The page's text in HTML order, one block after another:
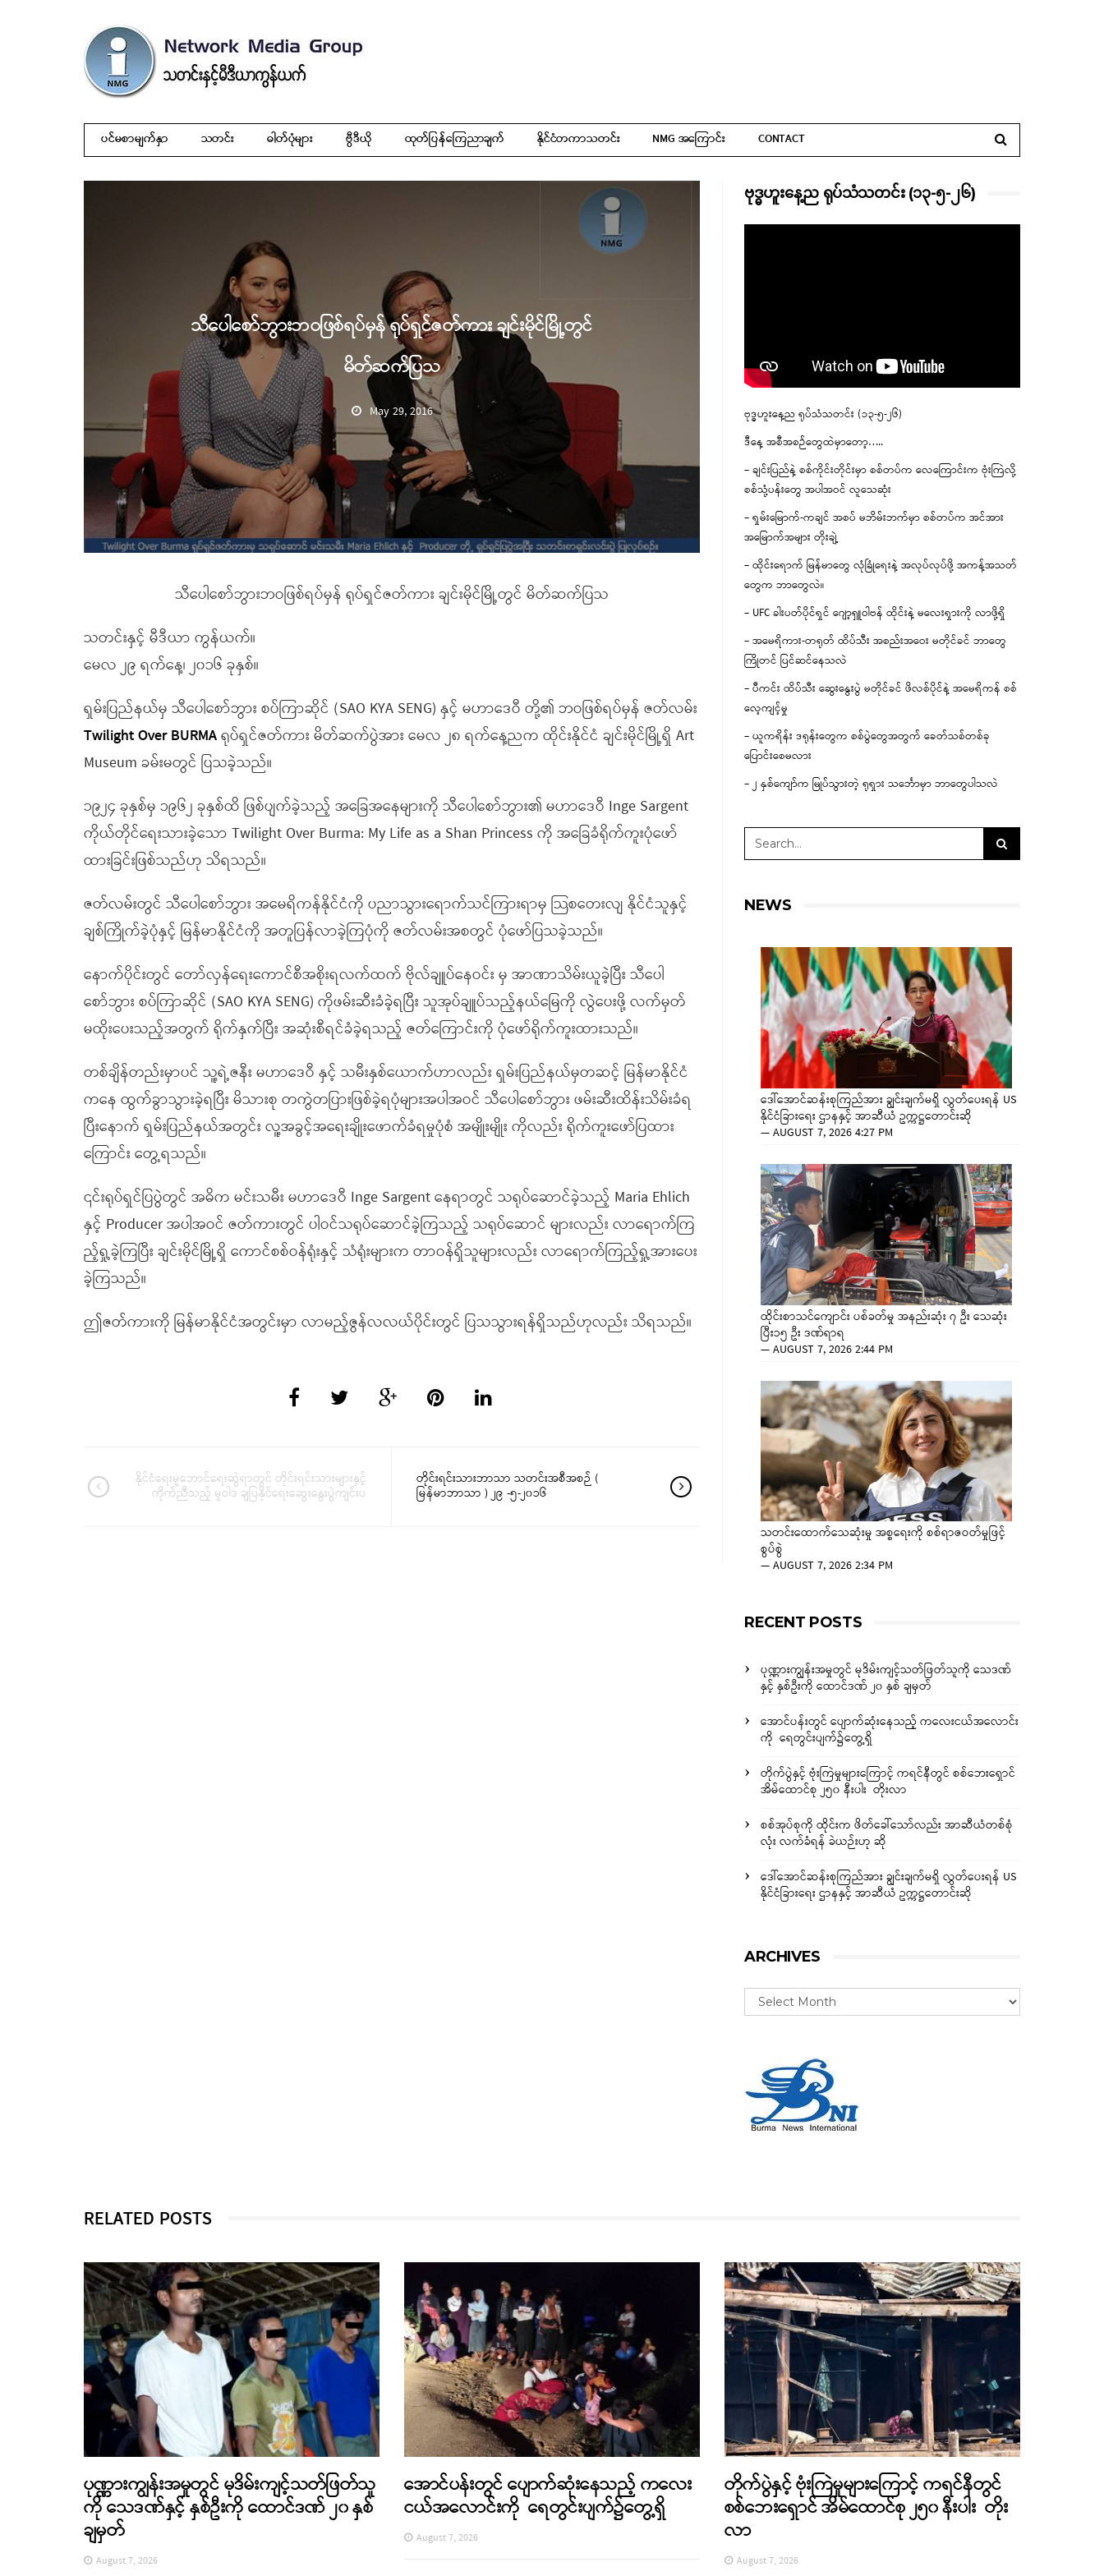
ပင်မစာမျက်နှာ သတင်း ဓါတ်ပုံများ ဗွီဒီယို ထုတ်ပြန်ကြေညာချက် နိုင်ငံတကာသတင်း NMG အကြောင်း CONTACT
သီပေါစော်ဘွားဘဝဖြစ်ရပ်မှန် ရုပ်ရှင်ဇတ်ကား ချင်းမိုင်မြို့တွင်
မိတ်ဆက်ပြသ
May 29, 2016
သီပေါစော်ဘွားဘဝဖြစ်ရပ်မှန် ရုပ်ရှင်ဇတ်ကား ချင်းမိုင်မြို့တွင် မိတ်ဆက်ပြသ
သတင်းနှင့် မီဒီယာ ကွန်ယက်။
မေလ ၂၉ ရက်နေ့၊ ၂၀၁၆ ခုနှစ်။
ရှမ်းပြည်နယ်မှ သီပေါစော်ဘွား စပ်ကြာဆိုင် (SAO KYA SENG) နှင့် မဟာဒေဝီ တို့၏ ဘဝဖြစ်ရပ်မှန် ဇတ်လမ်း
Twilight Over BURMAရုပ်ရှင်ဇတ်ကား မိတ်ဆက်ပွဲအား မေလ ၂၈ ရက်နေ့ညက ထိုင်းနိုင်ငံ ချင်းမိုင်မြို့ရှိ Art
Museum ခမ်းမတွင် ပြသခဲ့သည်။
၁၉၂၄ ခုနှစ်မှ ၁၉၆၂ ခုနှစ်ထိ ဖြစ်ပျက်ခဲ့သည့် အခြေအနေများကို သီပေါစော်ဘွား၏ မဟာဒေဝီ Inge Sargent
ကိုယ်တိုင်ရေးသားခဲ့သော Twilight Over Burma: My Life as a Shan Princess ကို အခြေခံရိုက်ကူးပုံဖော်
ထားခြင်းဖြစ်သည်ဟု သိရသည်။
ဇတ်လမ်းတွင် သီပေါစော်ဘွား အမေရိကန်နိုင်ငံကို ပညာသွားရောက်သင်ကြားရာမှ သြစတေးလျ နိုင်ငံသူနှင့်
ချစ်ကြိုက်ခဲ့ပုံနှင့် မြန်မာနိုင်ငံကို အတူပြန်လာခဲ့ကြပုံကို ဇတ်လမ်းအစတွင် ပုံဖော်ပြသခဲ့သည်။
နောက်ပိုင်းတွင် တော်လှန်ရေးကောင်စီအစိုးရလက်ထက် ဗိုလ်ချူပ်နေဝင်း မှ အာဏာသိမ်းယူခဲ့ပြီး သီပေါ
စော်ဘွား စပ်ကြာဆိုင် (SAO KYA SENG) ကိုဖမ်းဆီးခံခဲ့ရပြီး သူအုပ်ချူပ်သည့်နယ်မြေကို လွဲပေးဖို့ လက်မှတ်
မထိုးပေးသည့်အတွက် ရိုက်နှက်ပြီး အဆုံးစီရင်ခံခဲ့ရသည့် ဇတ်ကြောင်းကို ပုံဖော်ရိုက်ကူးထားသည်။
တစ်ချိန်တည်းမှာပင် သူ့ရဲ့ဇနီး မဟာဒေဝီ နှင့် သမီးနှစ်ယောက်ဟာလည်း ရှမ်းပြည်နယ်မှတဆင့် မြန်မာနိုင်ငံ
ကနေ ထွက်ခွာသွားခဲ့ရပြီး မိသားစု တကွဲတပြားဖြစ်ခဲ့ရပုံများအပါအဝင် သီပေါစော်ဘွား ဖမ်းဆီးထိန်းသိမ်းခံရ
ပြီးနောက် ရှမ်းပြည်နယ်အတွင်း လူ့အခွင့်အရေးချိုးဖောက်ခံရမှုပုံစံ အမျိုးမျိုး ကိုလည်း ရိုက်ကူးဖော်ပြထား
ကြောင်း တွေ့ရသည်။
၎င်းရုပ်ရှင်ပြပွဲတွင် အဓိက မင်းသမီး မဟာဒေဝီ Inge Sargent နေရာတွင် သရုပ်ဆောင်ခဲ့သည့် Maria Ehlich
နှင့် Producer အပါအဝင် ဇတ်ကားတွင် ပါဝင်သရုပ်ဆောင်ခဲ့ကြသည့် သရုပ်ဆောင် များလည်း လာရောက်ကြ
ည့်ရှု့ခဲ့ကြပြီး ချင်းမိုင်မြို့ရှိ ကောင်စစ်ဝန်ရုံးနှင့် သံရုံးများက တာဝန်ရှိသူများလည်း လာရောက်ကြည့်ရှု့အားပေး
ခဲ့ကြသည်။
ဤဇတ်ကားကို မြန်မာနိုင်ငံအတွင်းမှာ လာမည့်ဇွန်လလယ်ပိုင်းတွင် ပြသသွားရန်ရှိသည်ဟုလည်း သိရသည်။
နိုင်ငံရေးမူဘောင်ရေးဆွဲရာတွင် တိုင်းရင်းသားများနှင့်
ကိုက်ညီသည့် မူဝါဒ ချပြနိုင်ရေးဆွေးနွေးပွဲကျင်းပ
တိုင်းရင်းသားဘာသာ သတင်းအစီအစဉ် (
မြန်မာဘာသာ ) ၂၉ -၅-၂၀၁၆
ဗုဒ္ဓဟူးနေ့ည ရုပ်သံသတင်း (၁၃-၅-၂၆)
ဗုဒ္ဓဟူးနေ့ည ရုပ်သံသတင်း (၁၃-၅-၂၆)
ဒီနေ့ အစီအစဉ်တွေထဲမှာတော့…..
– ချင်းပြည်နဲ့ စစ်ကိုင်းတိုင်းမှာ စစ်တပ်က လေကြောင်းက ဗုံးကြဲလို့
စစ်သုံ့ပန်းတွေ အပါအဝင် လူသေဆုံး
– ရှမ်းမြောက်-ကချင် အစပ် မဘိမ်းဘက်မှာ စစ်တပ်က အင်အား
အမြောက်အများ တိုးချဲ့
– ထိုင်းရောက် မြန်မာတွေ လုံခြုံရေးနဲ့ အလုပ်လုပ်ဖို့ အကန့်အသတ်
တွေက ဘာတွေလဲ။
– UFC ခါးပတ်ပိုင်ရှင် ဂျော့ရှူဝါဗန် ထိုင်းနဲ့ မလေးရှားကို လာဖို့ရှိ
– အမေရိကား-တရုတ် ထိပ်သီး အစည်းအဝေး မတိုင်ခင် ဘာတွေ
ကြိုတင် ပြင်ဆင်နေသလဲ
– ပီကင်း ထိပ်သီး ဆွေးနွေးပွဲ မတိုင်ခင် ဖိလစ်ပိုင်နဲ့ အမေရိကန် စစ်
လေ့ကျင့်မှု
– ယူကရိန်း ဒရုန်းတွေက စစ်ပွဲတွေအတွက် ခေတ်သစ်တစ်ခု
ပြောင်းစေမလား
– ၂ နှစ်ကျော်က မြုပ်သွားတဲ့ ရုရှား သင်္ဘောမှာ ဘာတွေပါသလဲ
NEWS
ဒေါ်အောင်ဆန်းစုကြည်အား ချွင်းချက်မရှိ လွှတ်ပေးရန် US
နိုင်ငံခြားရေး ဌာနနှင့် အာဆီယံ ဥက္ကဋ္ဌတောင်းဆို
—AUGUST 7, 2026 4:27 PM
ထိုင်းစာသင်ကျောင်း ပစ်ခတ်မှု အနည်းဆုံး ၇ ဦး သေဆုံး
ပြီး၁၅ ဦး ဒဏ်ရာရ
—AUGUST 7, 2026 2:44 PM
သတင်းထောက်သေဆုံးမှု အစ္စရေးကို စစ်ရာဇဝတ်မှုဖြင့်
စွပ်စွဲ
—AUGUST 7, 2026 2:34 PM
RECENT POSTS
ပုဏ္ဏားကျွန်းအမှုတွင် မုဒိမ်းကျင့်သတ်ဖြတ်သူကို သေဒဏ်
နှင့် နှစ်ဦးကို ထောင်ဒဏ် ၂၀ နှစ် ချမှတ်
အောင်ပန်းတွင် ပျောက်ဆုံးနေသည့် ကလေးငယ်အလောင်း
ကို ရေတွင်းပျက်၌တွေ့ရှိ
တိုက်ပွဲနှင့် ဗုံးကြဲမှုများကြောင့် ကရင်နီတွင် စစ်ဘေးရှောင်
အိမ်ထောင်စု ၂၅၀ နီးပါး တိုးလာ
စစ်အုပ်စုကို ထိုင်းက ဖိတ်ခေါ်သော်လည်း အာဆီယံတစ်စုံ
လုံး လက်ခံရန် ခဲယဉ်းဟု ဆို
ဒေါ်အောင်ဆန်းစုကြည်အား ချွင်းချက်မရှိ လွှတ်ပေးရန် US
နိုင်ငံခြားရေး ဌာနနှင့် အာဆီယံ ဥက္ကဋ္ဌတောင်းဆို
ARCHIVES
RELATED POSTS
ပုဏ္ဏားကျွန်းအမှုတွင် မုဒိမ်းကျင့်သတ်ဖြတ်သူ
ကို သေဒဏ်နှင့် နှစ်ဦးကို ထောင်ဒဏ် ၂၀ နှစ်
ချမှတ်
August 7, 2026
အောင်ပန်းတွင် ပျောက်ဆုံးနေသည့် ကလေး
ငယ်အလောင်းကို ရေတွင်းပျက်၌တွေ့ရှိ
August 7, 2026
တိုက်ပွဲနှင့် ဗုံးကြဲမှုများကြောင့် ကရင်နီတွင်
စစ်ဘေးရှောင် အိမ်ထောင်စု ၂၅၀ နီးပါး တိုး
လာ
August 7, 2026